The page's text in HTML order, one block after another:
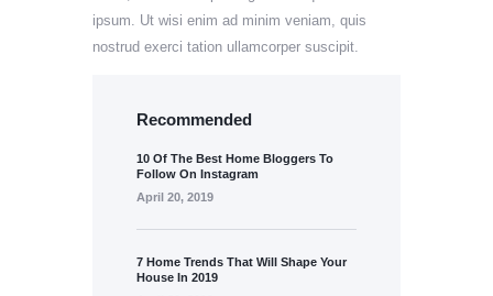
ipsum. Ut wisi enim ad minim veniam, quis
nostrud exerci tation ullamcorper suscipit.
Recommended
10 Of The Best Home Bloggers To
Follow On Instagram
April 20, 2019
7 Home Trends That Will Shape Your
House In 2019